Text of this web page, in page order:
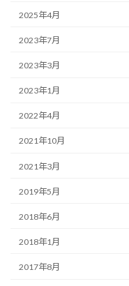
2025年4月
2023年7月
2023年3月
2023年1月
2022年4月
2021年10月
2021年3月
2019年5月
2018年6月
2018年1月
2017年8月